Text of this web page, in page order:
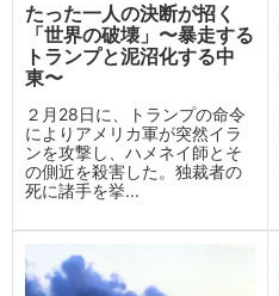
たった一人の決断が招く
「世界の破壊」〜暴走する
トランプと泥沼化する中
東〜
２月28日に、トランプの命令
によりアメリカ軍が突然イラ
ンを攻撃し、ハメネイ師とそ
の側近を殺害した。独裁者の
死に諸手を挙...